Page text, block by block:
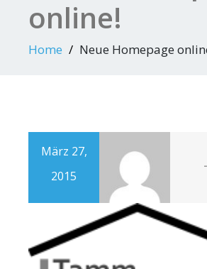
online!
Home Neue Homepage
März 27,
2015
-